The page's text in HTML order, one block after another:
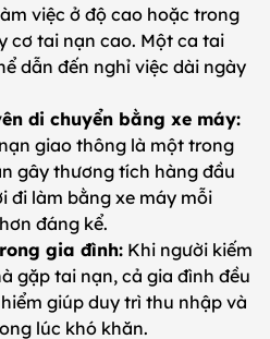
việc ở độ cao hoặc trong
cơ tai nạn cao. Một ca tai
dẫn đến nghỉ việc dài ngày
di chuyển bằng xe máy:
giao thông là một trong
gây thương tích hàng đầu
đi làm bằng xe máy mỗi
đáng kể.
gia đình: Khi người kiếm
gặp tai nạn, cả gia đình đều
giúp duy trì thu nhập và
lúc khó khăn.